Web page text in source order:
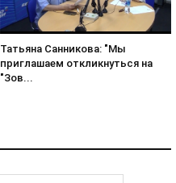
Татьяна Санникова: "Мы
приглашаем откликнуться на
"Зов...